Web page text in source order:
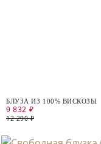
БЛУЗА ИЗ 100% ВИСКОЗЫ
9 832 ₽
12 290 ₽